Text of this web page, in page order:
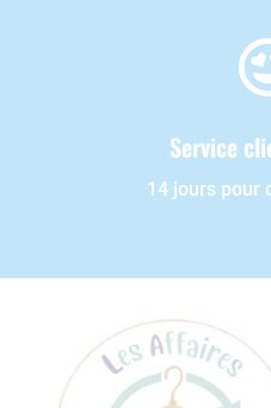
Service
14 jours pour